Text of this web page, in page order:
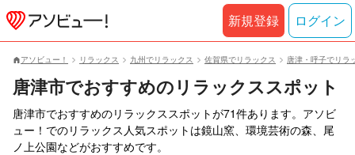
アソビュー！ リラックス 九州でリラックス 佐賀県でリラックス 唐津・呼子でリラ
唐津市でおすすめのリラックススポット
唐津市でおすすめのリラックススポットが71件あります。アソビ
ュー！でのリラックス人気スポットは鏡山窯、環境芸術の森、尾
ノ上公園などがおすすめです。
新規登録 ログイン